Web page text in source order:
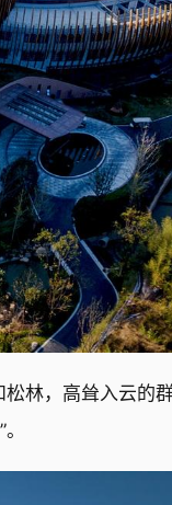
林，高耸入云的